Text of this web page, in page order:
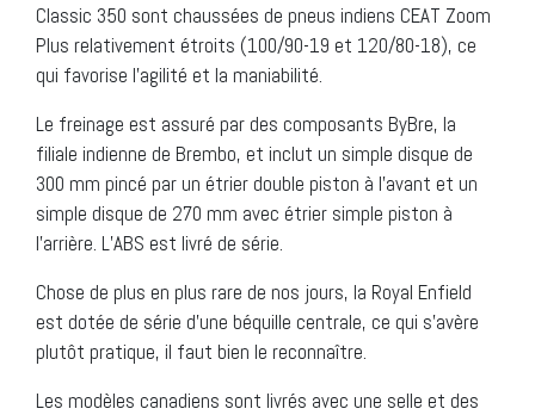
Classic 350 sont chaussées de pneus indiens CEAT Zoom
Plus relativement étroits (100/90-19 et 120/80-18), ce
qui favorise l’agilité et la maniabilité.
Le freinage est assuré par des composants ByBre, la
filiale indienne de Brembo, et inclut un simple disque de
300 mm pincé par un étrier double piston à l’avant et un
simple disque de 270 mm avec étrier simple piston à
l’arrière. L’ABS est livré de série.
Chose de plus en plus rare de nos jours, la Royal Enfield
est dotée de série d’une béquille centrale, ce qui s’avère
plutôt pratique, il faut bien le reconnaître.
Les modèles canadiens sont livrés avec une selle et des